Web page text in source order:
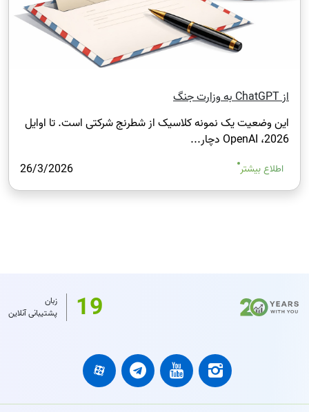
از ChatGPT به وزارت جنگ
این وضعیت یک نمونه کلاسیک از شطرنج شرکتی است. تا اوایل
2026، OpenAI دچار...
اطلاع بیشتر 26/3/2026
19
زبان
پشتیبانی آنلاین